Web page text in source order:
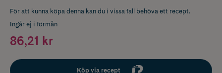
För att kunna köpa denna kan du i vissa fall behöva ett recept.
Ingår ej i förmån
86,21 kr
Köp via recept